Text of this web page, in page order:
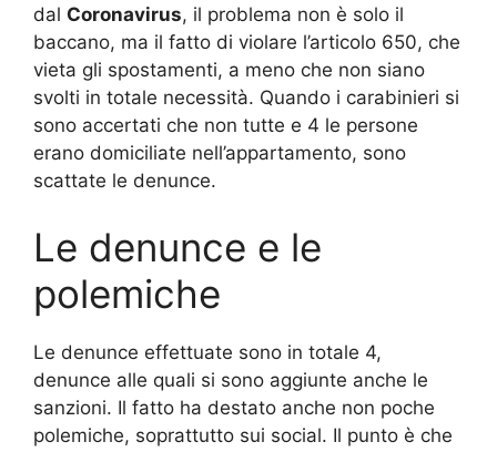
dal Coronavirus, il problema non è solo il
baccano, ma il fatto di violare l’articolo 650, che
vieta gli spostamenti, a meno che non siano
svolti in totale necessità. Quando i carabinieri si
sono accertati che non tutte e 4 le persone
erano domiciliate nell’appartamento, sono
scattate le denunce.
Le denunce e le
polemiche
Le denunce effettuate sono in totale 4,
denunce alle quali si sono aggiunte anche le
sanzioni. Il fatto ha destato anche non poche
polemiche, soprattutto sui social. Il punto è che